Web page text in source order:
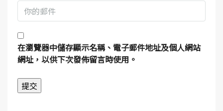
在瀏覽器中儲存顯示名稱、電子郵件地址及個人網站
網址，以供下次發佈留言時使用。